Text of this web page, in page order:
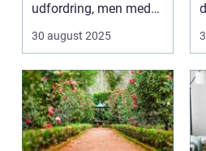
udfordring, men med
de rette ...
30 august 2025